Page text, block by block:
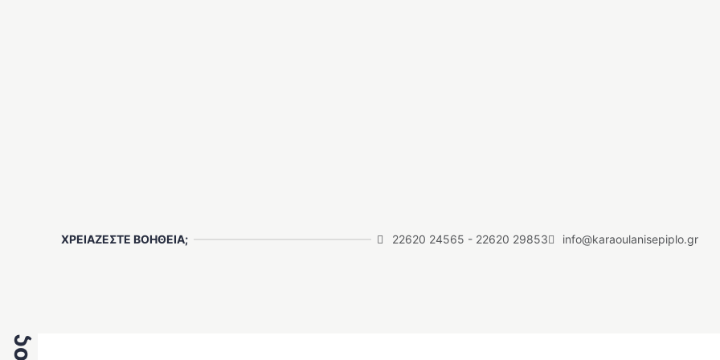
ΧΡΕΙΑΖΕΣΤΕ ΒΟΗΘΕΙΑ; 22620 24565 - 22620 29853 info@karaoulanisepiplo.gr